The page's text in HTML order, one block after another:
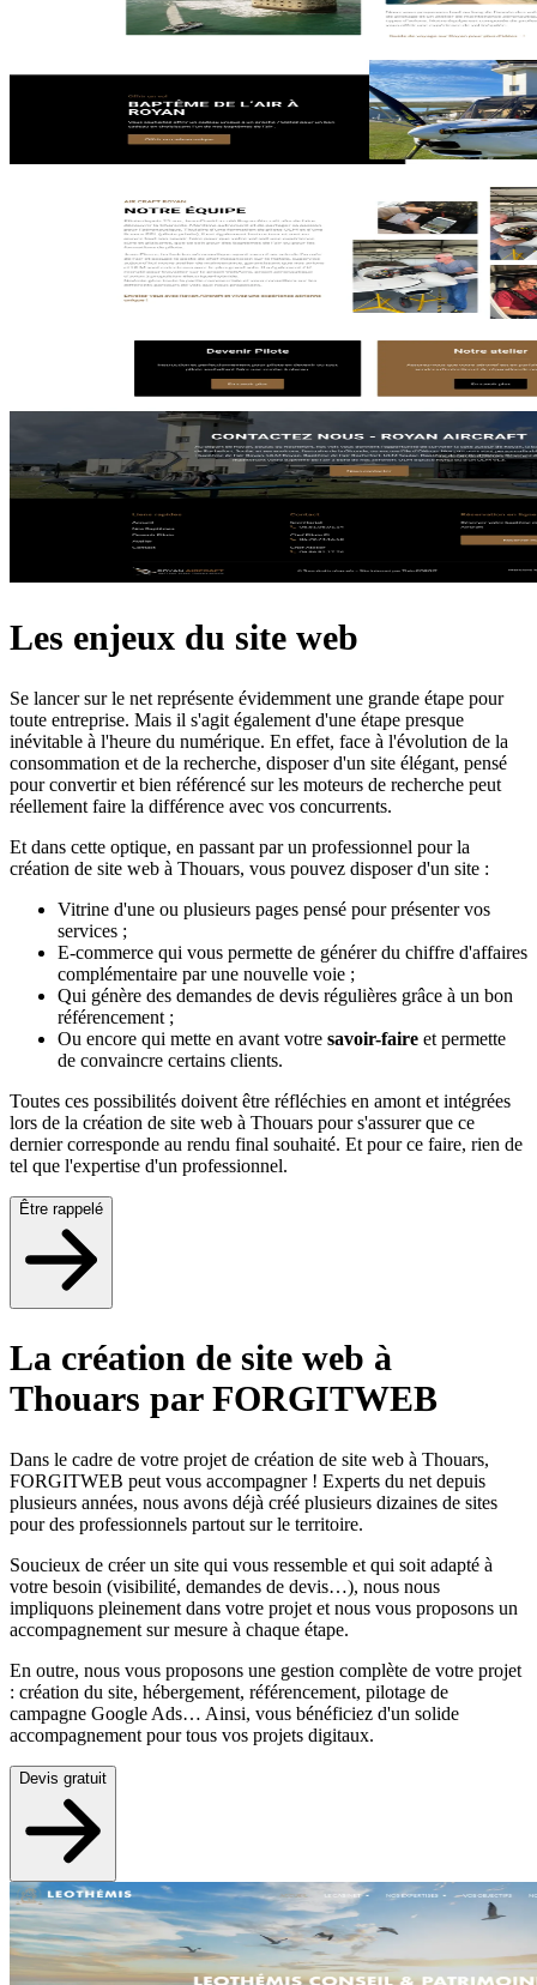
Les enjeux du site web
Se lancer sur le net représente évidemment une grande étape pour
toute entreprise. Mais il s'agit également d'une étape presque
inévitable à l'heure du numérique. En effet, face à l'évolution de la
consommation et de la recherche, disposer d'un site élégant, pensé
pour convertir et bien référencé sur les moteurs de recherche peut
réellement faire la différence avec vos concurrents.
Et dans cette optique, en passant par un professionnel pour la
création de site web à Thouars, vous pouvez disposer d'un site :
Vitrine d'une ou plusieurs pages pensé pour présenter vos
services ;
E-commerce qui vous permette de générer du chiffre d'affaires
complémentaire par une nouvelle voie ;
Qui génère des demandes de devis régulières grâce à un bon
référencement ;
Ou encore qui mette en avant votre savoir-faire et permette
de convaincre certains clients.
Toutes ces possibilités doivent être réfléchies en amont et intégrées
lors de la création de site web à Thouars pour s'assurer que ce
dernier corresponde au rendu final souhaité. Et pour ce faire, rien de
tel que l'expertise d'un professionnel.
Être rappelé
La création de site web à
Thouars par FORGITWEB
Dans le cadre de votre projet de création de site web à Thouars,
FORGITWEB peut vous accompagner ! Experts du net depuis
plusieurs années, nous avons déjà créé plusieurs dizaines de sites
pour des professionnels partout sur le territoire.
Soucieux de créer un site qui vous ressemble et qui soit adapté à
votre besoin (visibilité, demandes de devis…), nous nous
impliquons pleinement dans votre projet et nous vous proposons un
accompagnement sur mesure à chaque étape.
En outre, nous vous proposons une gestion complète de votre projet
: création du site, hébergement, référencement, pilotage de
campagne Google Ads… Ainsi, vous bénéficiez d'un solide
accompagnement pour tous vos projets digitaux.
Devis gratuit